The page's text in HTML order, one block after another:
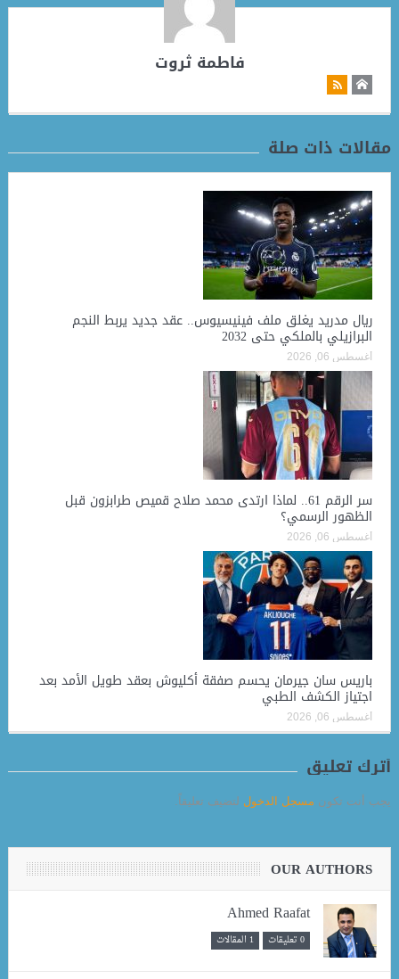
فاطمة ثروت
مقالات ذات صلة
ريال مدريد يغلق ملف فينيسيوس.. عقد جديد يربط النجم
البرازيلي بالملكي حتى 2032
أغسطس 06, 2026
سر الرقم 61.. لماذا ارتدى محمد صلاح قميص طرابزون قبل
الظهور الرسمي؟
أغسطس 06, 2026
باريس سان جيرمان يحسم صفقة أكليوش بعقد طويل الأمد بعد
اجتياز الكشف الطبي
أغسطس 06, 2026
أترك تعليق
يجب أنت تكون مسجل الدخول لتضيف تعليقاً.
OUR AUTHORS
Ahmed Raafat
0 تعليقات 1 المقالات